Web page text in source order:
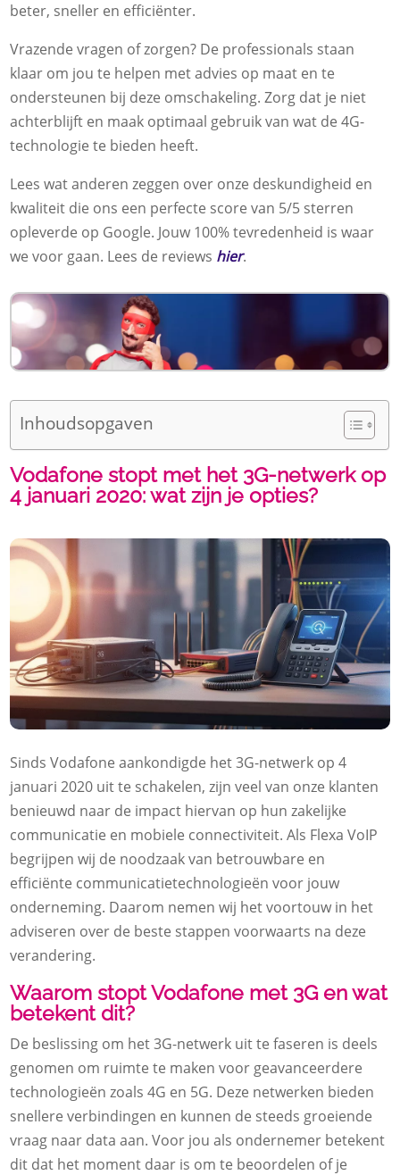
beter, sneller en efficiënter.
Vrazende vragen of zorgen? De professionals staan
klaar om jou te helpen met advies op maat en te
ondersteunen bij deze omschakeling. Zorg dat je niet
achterblijft en maak optimaal gebruik van wat de 4G-
technologie te bieden heeft.
Lees wat anderen zeggen over onze deskundigheid en
kwaliteit die ons een perfecte score van 5/5 sterren
opleverde op Google. Jouw 100% tevredenheid is waar
we voor gaan. Lees de reviews hier.
Inhoudsopgaven
Vodafone stopt met het 3G-netwerk op
4 januari 2020: wat zijn je opties?
Sinds Vodafone aankondigde het 3G-netwerk op 4
januari 2020 uit te schakelen, zijn veel van onze klanten
benieuwd naar de impact hiervan op hun zakelijke
communicatie en mobiele connectiviteit. Als Flexa VoIP
begrijpen wij de noodzaak van betrouwbare en
efficiënte communicatietechnologieën voor jouw
onderneming. Daarom nemen wij het voortouw in het
adviseren over de beste stappen voorwaarts na deze
verandering.
Waarom stopt Vodafone met 3G en wat
betekent dit?
De beslissing om het 3G-netwerk uit te faseren is deels
genomen om ruimte te maken voor geavanceerdere
technologieën zoals 4G en 5G. Deze netwerken bieden
snellere verbindingen en kunnen de steeds groeiende
vraag naar data aan. Voor jou als ondernemer betekent
dit dat het moment daar is om te beoordelen of je